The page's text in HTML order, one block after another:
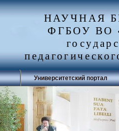
НАУЧНАЯ
ФГБОУ ВО
Университетский портал